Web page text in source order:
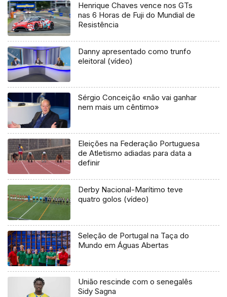
Henrique Chaves vence nos GTs
nas 6 Horas de Fuji do Mundial de
Resistência
Danny apresentado como trunfo
eleitoral (vídeo)
Sérgio Conceição «não vai ganhar
nem mais um cêntimo»
Eleições na Federação Portuguesa
de Atletismo adiadas para data a
definir
Derby Nacional-Marítimo teve
quatro golos (vídeo)
Seleção de Portugal na Taça do
Mundo em Águas Abertas
União rescinde com o senegalês
Sidy Sagna